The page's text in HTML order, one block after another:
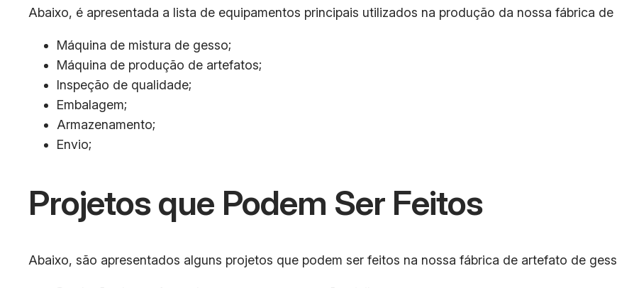
Abaixo, é apresentada a lista de equipamentos principais utilizados na produção da nossa fábrica
Máquina de mistura de gesso;
Máquina de produção de artefatos;
Inspeção de qualidade;
Embalagem;
Armazenamento;
Envio;
Projetos que Podem Ser Feitos
Abaixo, são apresentados alguns projetos que podem ser feitos na nossa fábrica de artefato de